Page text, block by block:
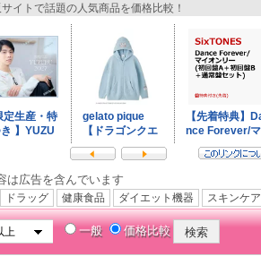
イトで話題の人気商品を価格比較！
広告を含んでいます
ドラッグ 健康食品 ダイエット機器 スキンケア
一般 価格比較